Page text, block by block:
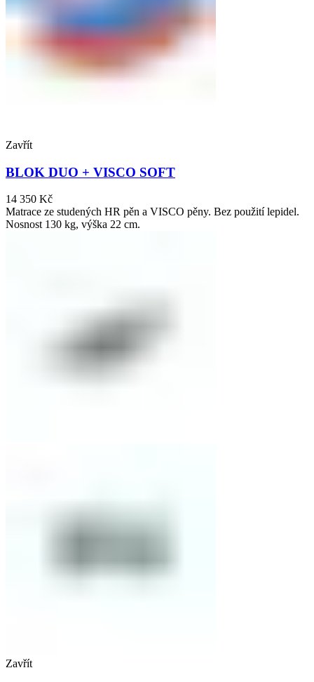
Zavřít
BLOK DUO + VISCO SOFT
14 350 Kč
Matrace ze studených HR pěn a VISCO pěny. Bez použití lepidel.
Nosnost 130 kg, výška 22 cm.
Zavřít